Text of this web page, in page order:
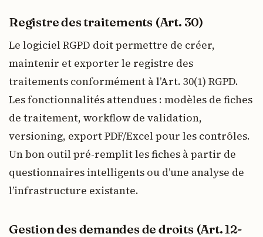
Registre des traitements (Art. 30)
Le logiciel RGPD doit permettre de créer,
maintenir et exporter le registre des
traitements conformément à l’Art. 30(1) RGPD.
Les fonctionnalités attendues : modèles de fiches
de traitement, workflow de validation,
versioning, export PDF/Excel pour les contrôles.
Un bon outil pré-remplit les fiches à partir de
questionnaires intelligents ou d’une analyse de
l’infrastructure existante.
Gestion des demandes de droits (Art. 12-